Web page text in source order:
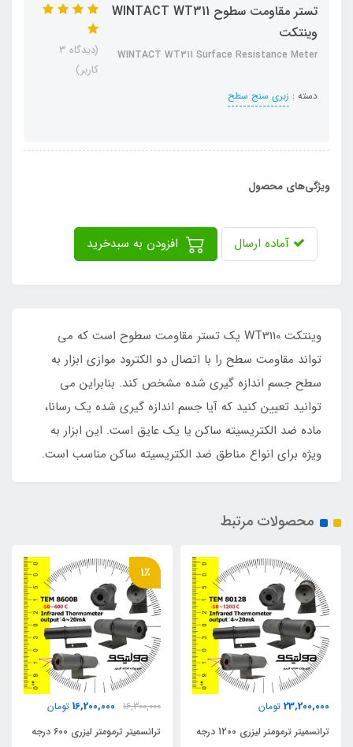
تستر مقاومت سطوح WINTACT WT311
وینتکت
WINTACT WT311 Surface Resistance Meter
دسته : زبری سنج سطح
(دیدگاه 3
کاربر)
ویژگی‌های محصول
آماده ارسال
وینتکت WT3110 یک تستر مقاومت سطوح است که می
تواند مقاومت سطح را با اتصال دو الکترود موازی ابزار به
سطح جسم اندازه گیری شده مشخص کند. بنابراین می
توانید تعیین کنید که آیا جسم اندازه گیری شده یک رسانا،
ماده ضد الکتریسیته ساکن یا یک عایق است. این ابزار به
ویژه برای انواع مناطق ضد الکتریسیته ساکن مناسب است.
محصولات مرتبط
23,200,000 تومان
ترانسمیتر ترمومتر لیزری 1200 درجه
1٪
16,300,000
16,200,000 تومان
ترانسمیتر ترمومتر لیزری 600 درجه